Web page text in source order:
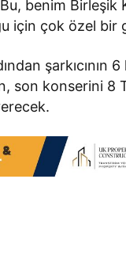
benim Birleşik
için çok özel bir
şarkıcının
son konserini 8